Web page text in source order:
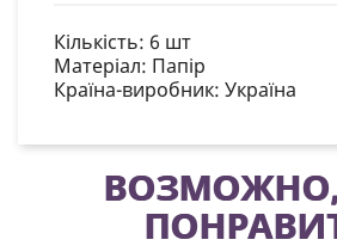
Кількість: 6 шт
Матеріал: Папір
Країна-виробник: Україна